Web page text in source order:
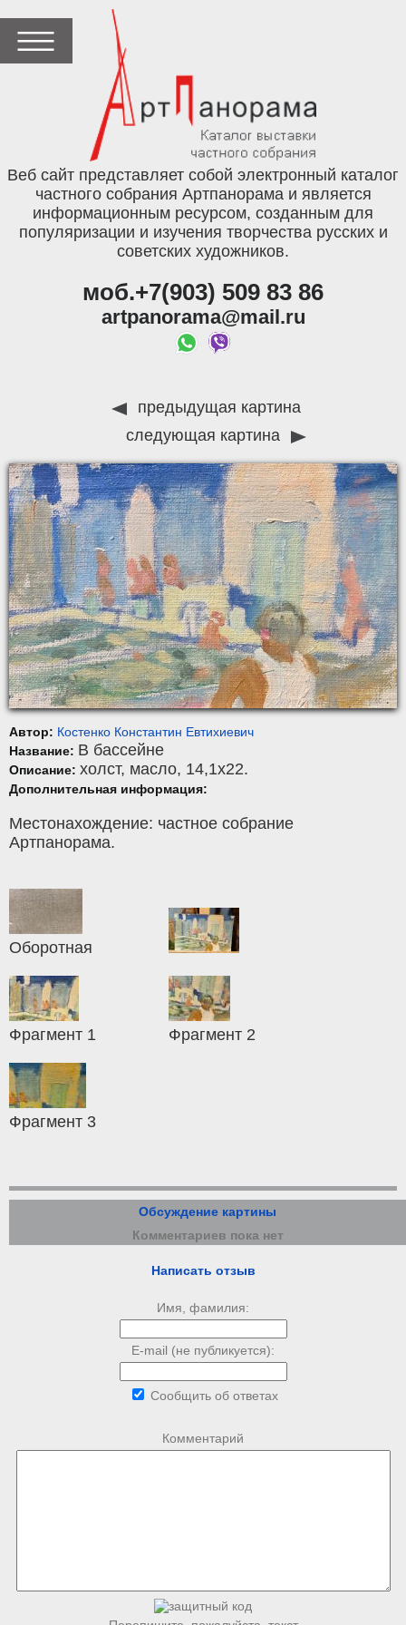
Веб сайт представляет собой электронный каталог
частного собрания Артпанорама и является
информационным ресурсом, созданным для
популяризации и изучения творчества русских и
советских художников.
моб.+7(903) 509 83 86
artpanorama@mail.ru
предыдущая картина
следующая картина
Автор: Костенко Константин Евтихиевич
Название: В бассейне
Описание: холст, масло, 14,1x22.
Дополнительная информация:
Местонахождение: частное собрание
Артпанорама.
Оборотная
Фрагмент 1 Фрагмент 2
Фрагмент 3
Обсуждение картины
Комментариев пока нет
Написать отзыв
Имя, фамилия:
E-mail (не публикуется):
Сообщить об ответах
Комментарий